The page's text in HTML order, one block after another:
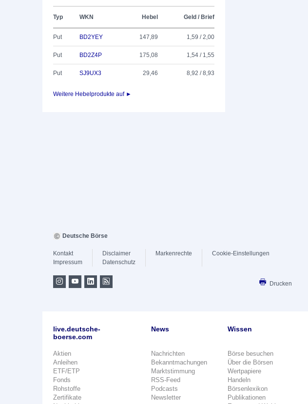
Typ WKN Hebel Geld / Brief
Put BD2YEY 147,89 1,59 / 2,00
Put BD2Z4P 175,08 1,54 / 1,55
Put SJ9UX3 29,46 8,92 / 8,93
Weitere Hebelprodukte auf ►
Deutsche Börse
Kontakt
Impressum
Disclaimer
Datenschutz
Markenrechte Cookie-Einstellungen
Drucken
live.deutsche-
boerse.com
Aktien
Anleihen
ETF/ETP
Fonds
Rohstoffe
Zertifikate
News
Nachrichten
Bekanntmachungen
Marktstimmung
RSS-Feed
Podcasts
Newsletter
Wissen
Börse besuchen
Über die Börsen
Wertpapiere
Handeln
Börsenlexikon
Publikationen